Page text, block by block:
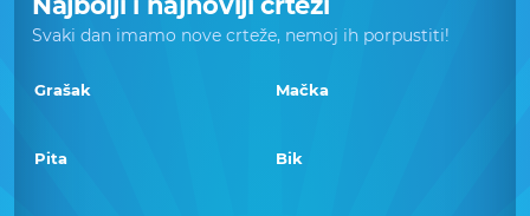
Svaki dan imamo nove crteže, nemoj ih porpustiti!
Grašak Mačka
Pita Bik